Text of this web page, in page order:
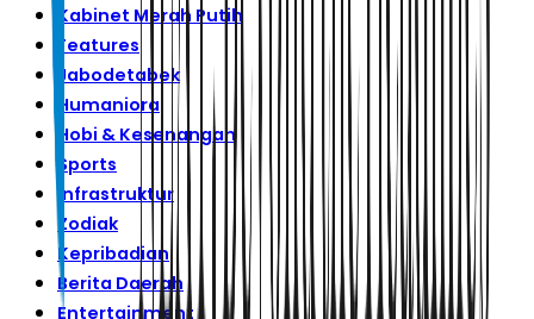
Kabinet Merah Putih
Features
Jabodetabek
Humaniora
Hobi & Kesenangan
Sports
Infrastruktur
Zodiak
Kepribadian
Berita Daerah
Entertainment